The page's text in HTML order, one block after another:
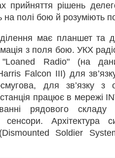
рішень
полі бою й розуміють
має планшет та
з поля бою. УКХ
"Loaned Radio" (на
Falcon III) для
для зв’язку з
працює в мережі
рядового складу
сенсори. Архітектура
Soldier